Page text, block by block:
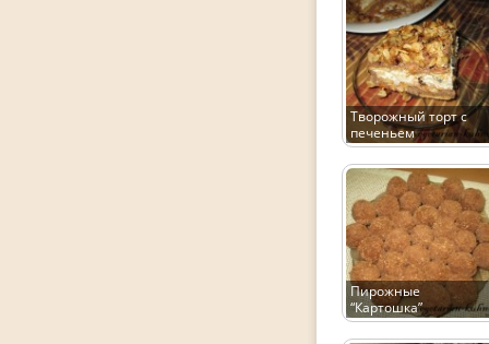
Творожный торт с
печеньем
Пирожные
“Картошка”